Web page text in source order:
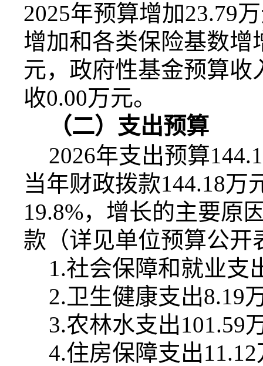
2025年预算增加23.79
增加和各类保险基数增
元，政府性基金预算收
收0.00万元。
（二）支出预算
2026年支出预算
当年财政拨款144.18万
19.8%，增长的主要原
款（详见单位预算公开
1.社会保障和就业支
2.卫生健康支出8.19
3.农林水支出101.59
4.住房保障支出11.12